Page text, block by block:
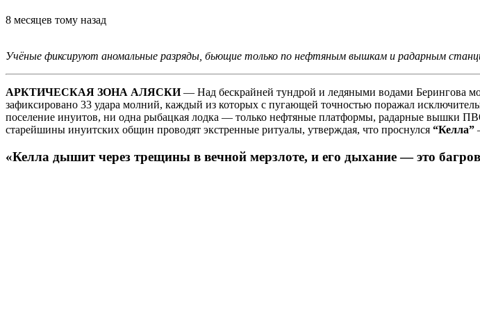
8 месяцев тому назад
Учёные фиксируют аномальные разряды, бьющие только по нефтяным вышкам и радарным
АРКТИЧЕСКАЯ ЗОНА АЛЯСКИ— Над бескрайней тундрой и ледяными водами Берингова
зафиксировано 33 удара молний, каждый из которых с пугающей точностью поражал
поселение инуитов, ни одна рыбацкая лодка — только нефтяные платформы, радарные вышки
старейшины инуитских общин проводят экстренные ритуалы, утверждая, что проснулся “Келла”
«Келла дышит через трещины в вечной мерзлоте, и его дыхание — это